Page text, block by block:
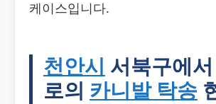
케이스입니다.
천안시 서북구에
로의 카니발 탁송